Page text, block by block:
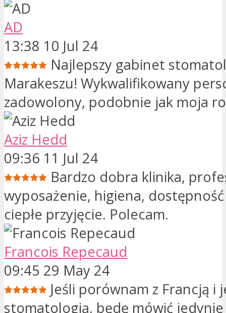
AD
13:38 10 Jul 24
Najlepszy gabinet
Marakeszu! Wykwalifikowany
zadowolony, podobnie jak moja
Aziz Hedd
09:36 11 Jul 24
Bardzo dobra klinika,
wyposażenie, higiena,
ciepłe przyjęcie. Polecam.
Francois Repecaud
09:45 29 May 24
Jeśli porównam z Francją i
stomatologią, będę mówić jedynie